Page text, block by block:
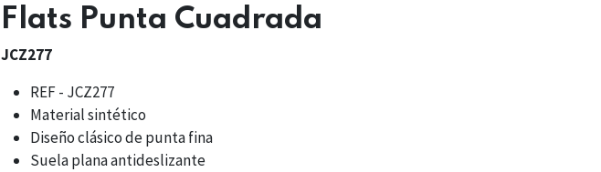
Flats Punta Cuadrada
JCZ277
REF - JCZ277
Material sintético
Diseño clásico de punta fina
Suela plana antideslizante